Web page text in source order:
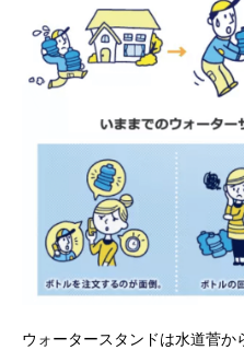
ウォータースタンドは水道菅